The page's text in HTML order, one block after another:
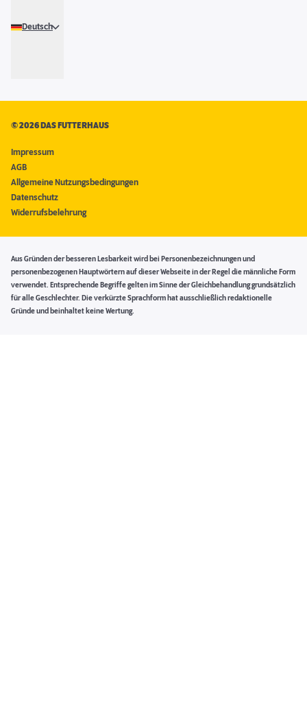
Deutsch
©2026 DAS FUTTERHAUS
Impressum
AGB
Allgemeine Nutzungsbedingungen
Datenschutz
Widerrufsbelehrung
Aus Gründen der besseren Lesbarkeit wird bei Personenbezeichnungen und
personenbezogenen Hauptwörtern auf dieser Webseite in der Regel die männliche Form
verwendet. Entsprechende Begriffe gelten im Sinne der Gleichbehandlung grundsätzlich
für alle Geschlechter. Die verkürzte Sprachform hat ausschließlich redaktionelle
Gründe und beinhaltet keine Wertung.